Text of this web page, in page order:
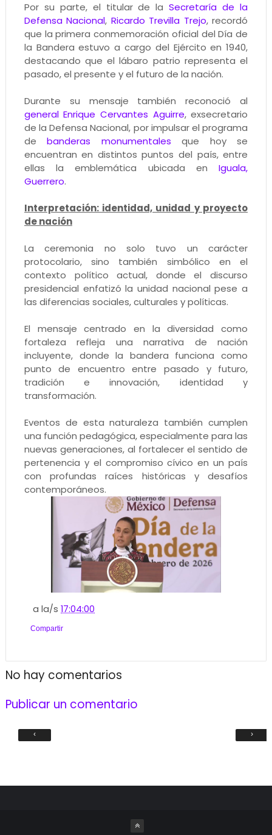
Por su parte, el titular de laSecretaría de la
Defensa Nacional, Ricardo Trevilla Trejo, recordó
que la primera conmemoración oficial del Día de
la Bandera estuvo a cargo del Ejército en 1940,
destacando que el lábaro patrio representa el
pasado, el presente y el futuro de la nación.
Durante su mensaje también reconoció al
general Enrique Cervantes Aguirre, exsecretario
de la Defensa Nacional, por impulsar el programa
debanderas monumentales que hoy se
encuentran en distintos puntos del país, entre
ellas la emblemática ubicada enIguala,
Guerrero.
Interpretación: identidad, unidad y proyecto
de nación
La ceremonia no solo tuvo un carácter
protocolario, sino también simbólico en el
contexto político actual, donde el discurso
presidencial enfatizó la unidad nacional pese a
las diferencias sociales, culturales y políticas.
El mensaje centrado en la diversidad como
fortaleza refleja una narrativa de nación
incluyente, donde la bandera funciona como
punto de encuentro entre pasado y futuro,
tradición e innovación, identidad y
transformación.
Eventos de esta naturaleza también cumplen
una función pedagógica, especialmente para las
nuevas generaciones, al fortalecer el sentido de
pertenencia y el compromiso cívico en un país
con profundas raíces históricas y desafíos
contemporáneos.
a la/s17:04:00
Compartir
No hay comentarios
Publicar un comentario
‹ ›